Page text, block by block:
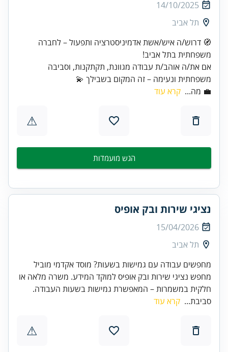
14/10/2025
תל אביב
🧭 דרוש/ה איש/אשת אדמיניסטרציה ותפעול – לחברה
אם את/ה אוהב/ת עבודה מגוונת, תקתקנות, וסביבה
משפחתית ונעימה – זה המקום בשבילך 💫
💼 מה... קרא עוד
⚠
הגש מועמדות
נציגי שירות ובק אופיס
15/04/2026
תל אביב
מחפשים עבודה עם גמישות בשעות? מוסד אקדמי מוביל
מחפש נציגי שירות ובק אופיס למוקד המידע. משרה מלאה או
חלקית במשמרות – המאפשרת גמישות בשעות העבודה.
סביבת... קרא עוד
⚠